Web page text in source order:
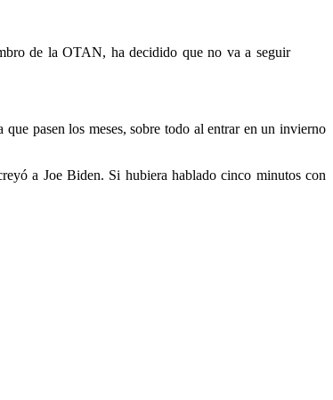
de la OTAN, ha decidido que no va a seguir
pasen los meses, sobre todo al entrar en un invierno
a Joe Biden. Si hubiera hablado cinco minutos con